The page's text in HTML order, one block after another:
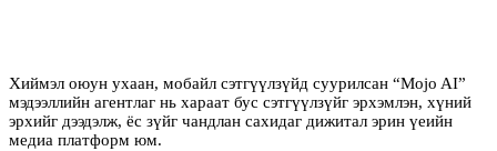
Хиймэл оюун ухаан, мобайл сэтгүүлзүйд суурилсан “Mojo AI”
мэдээллийн агентлаг нь хараат бус сэтгүүлзүйг эрхэмлэн, хүний
эрхийг дээдэлж, ёс зүйг чандлан сахидаг дижитал эрин үеийн
медиа платформ юм.